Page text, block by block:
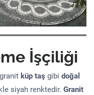
İşçiliği
küp taş gibi doğal
siyah renktedir. Granit